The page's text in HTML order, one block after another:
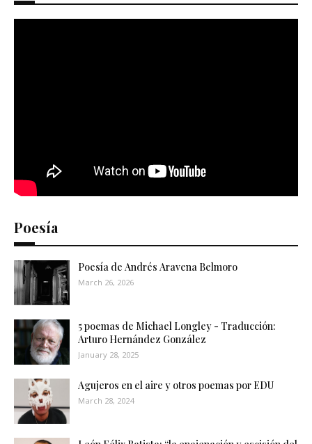
Poesía
Poesía de Andrés Aravena Belmoro
March 26, 2026
5 poemas de Michael Longley - Traducción:
Arturo Hernández González
January 28, 2025
Agujeros en el aire y otros poemas por EDU
March 28, 2024